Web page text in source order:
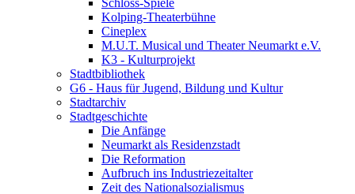
Schloss-Spiele
Kolping-Theaterbühne
Cineplex
M.U.T. Musical und Theater Neumarkt e.V.
K3 - Kulturprojekt
Stadtbibliothek
G6 - Haus für Jugend, Bildung und Kultur
Stadtarchiv
Stadtgeschichte
Die Anfänge
Neumarkt als Residenzstadt
Die Reformation
Aufbruch ins Industriezeitalter
Zeit des Nationalsozialismus